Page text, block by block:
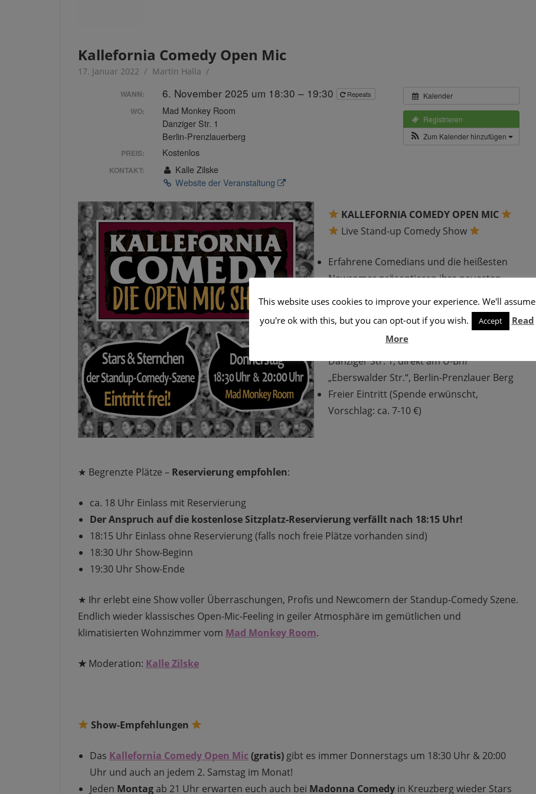
Kallefornia Comedy Open Mic
17. Januar 2022 Martin Halla
Kalender
Registrieren
Zum Kalender hinzufügen
WANN: 6. November 2025 um 18:30 – 19:30 Repeats
WO:
Mad Monkey Room
Danziger Str. 1
Berlin-Prenzlauerberg
PREIS: Kostenlos
KONTAKT:
Kalle Zilske
Website der Veranstaltung
KALLEFORNIA COMEDY OPEN MIC
Live Stand-up Comedy Show
Erfahrene Comedians und die heißesten
Newcomer präsentieren ihre neuesten
Gags
Jeden Donnerstag von 18:30 Uhr bis 19:30
Uhr
Comedy ClubMad Monkey Room
Danziger Str. 1, direkt am U-Bhf
„Eberswalder Str.“, Berlin-Prenzlauer Berg
Freier Eintritt (Spende erwünscht,
Vorschlag: ca. 7-10 €)
★ Begrenzte Plätze – Reservierung empfohlen:
ca. 18 Uhr Einlass mit Reservierung
Der Anspruch auf die kostenlose Sitzplatz-Reservierung verfällt nach 18:15 Uhr!
18:15 Uhr Einlass ohne Reservierung (falls noch freie Plätze vorhanden sind)
18:30 Uhr Show-Beginn
19:30 Uhr Show-Ende
★ Ihr erlebt eine Show voller Überraschungen, Profis und Newcomern der Standup-Comedy Szene.
Endlich wieder klassisches Open-Mic-Feeling in geiler Atmosphäre im gemütlichen und
klimatisierten Wohnzimmer vom Mad Monkey Room.
★ Moderation: Kalle Zilske
Show-Empfehlungen
Das Kallefornia Comedy Open Mic(gratis) gibt es immer Donnerstags um 18:30 Uhr & 20:00
Uhr und auch an jedem 2. Samstag im Monat!
Jeden Montag ab 21 Uhr erwarten euch auch bei Madonna Comedy in Kreuzberg wieder Stars
This website uses cookies to improve your experience. We'll assume
you're ok with this, but you can opt-out if you wish.
Accept
Read
More